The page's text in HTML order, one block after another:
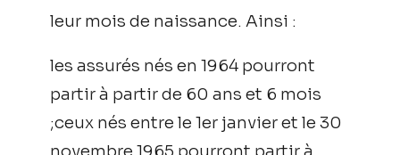
leur mois de naissance. Ainsi :
les assurés nés en 1964 pourront
partir à partir de 60 ans et 6 mois
;ceux nés entre le 1er janvier et le 30